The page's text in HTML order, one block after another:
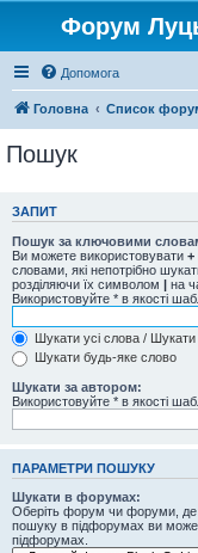
Форум
Допомога
Головна Список
Пошук
ЗАПИТ
Пошук за ключовими
Ви можете використовувати +
словами, які непотрібно
розділяючи їх символом | на
Використовуйте * в якості
Шукати усі слова /
Шукати будь-яке слово
Шукати за автором:
Використовуйте * в якості
ПАРАМЕТРИ ПОШУКУ
Шукати в форумах:
Оберіть форум чи форуми, де
пошуку в підфорумах ви
підфорумах.